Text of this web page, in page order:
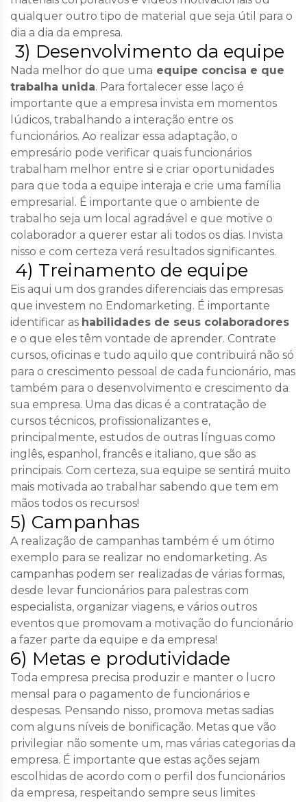
qualquer outro tipo de material que seja útil para o
dia a dia da empresa.
3) Desenvolvimento da equipe
Nada melhor do que uma equipe concisa e que
trabalha unida. Para fortalecer esse laço é
importante que a empresa invista em momentos
lúdicos, trabalhando a interação entre os
funcionários. Ao realizar essa adaptação, o
empresário pode verificar quais funcionários
trabalham melhor entre si e criar oportunidades
para que toda a equipe interaja e crie uma família
empresarial. É importante que o ambiente de
trabalho seja um local agradável e que motive o
colaborador a querer estar ali todos os dias. Invista
nisso e com certeza verá resultados significantes.
4) Treinamento de equipe
Eis aqui um dos grandes diferenciais das empresas
que investem no Endomarketing. É importante
identificar as habilidades de seus colaboradores
e o que eles têm vontade de aprender. Contrate
cursos, oficinas e tudo aquilo que contribuirá não só
para o crescimento pessoal de cada funcionário, mas
também para o desenvolvimento e crescimento da
sua empresa. Uma das dicas é a contratação de
cursos técnicos, profissionalizantes e,
principalmente, estudos de outras línguas como
inglês, espanhol, francês e italiano, que são as
principais. Com certeza, sua equipe se sentirá muito
mais motivada ao trabalhar sabendo que tem em
mãos todos os recursos!
5) Campanhas
A realização de campanhas também é um ótimo
exemplo para se realizar no endomarketing. As
campanhas podem ser realizadas de várias formas,
desde levar funcionários para palestras com
especialista, organizar viagens, e vários outros
eventos que promovam a motivação do funcionário
a fazer parte da equipe e da empresa!
6) Metas e produtividade
Toda empresa precisa produzir e manter o lucro
mensal para o pagamento de funcionários e
despesas. Pensando nisso, promova metas sadias
com alguns níveis de bonificação. Metas que vão
privilegiar não somente um, mas várias categorias da
empresa. É importante que estas ações sejam
escolhidas de acordo com o perfil dos funcionários
da empresa, respeitando sempre seus limites